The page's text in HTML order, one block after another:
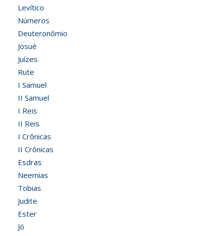
Levítico
Números
Deuteronômio
Josué
Juízes
Rute
I Samuel
II Samuel
I Reis
II Reis
I Crônicas
II Crônicas
Esdras
Neemias
Tobias
Judite
Ester
Jó